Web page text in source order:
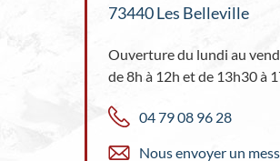
73440 Les Belleville
Ouverture du lundi au
de 8h à 12h et de 13h30 à
04 79 08 96 28
Nous envoyer un